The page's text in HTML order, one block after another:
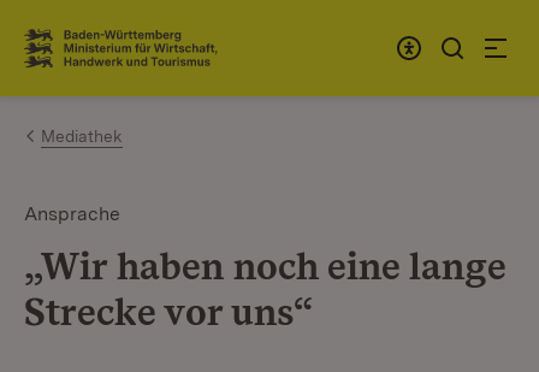
Zum Inhalt springen
Link zur Startseite
Mediathek
Ansprache
„Wir haben noch eine lange
Strecke vor uns“